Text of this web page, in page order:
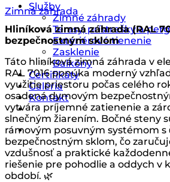
Služby
Zimné záhrady
Terasy, prístrešky a
Exteriérové tienenie
Zasklenie
Balkóny
Certifikáty
Galéria
Kontakt
Zimná záhrada
Hliníková zimná záhrada (RAL
bezpečnostným sklom
Táto hliníková zimná záhrada v
RAL 7016 ponúka moderný
využitie priestoru počas celého
osadená dymovým
vytvára príjemné zatienenie a
slnečným žiarením. Bočné steny
rámovým posuvným systémom s
bezpečnostným sklom, čo
vzdušnosť a praktické
riešenie pre pohodlie a oddych v
období. 🌿